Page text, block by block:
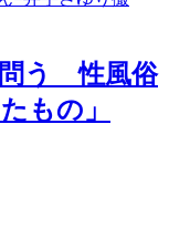
問う 性風俗
もの」